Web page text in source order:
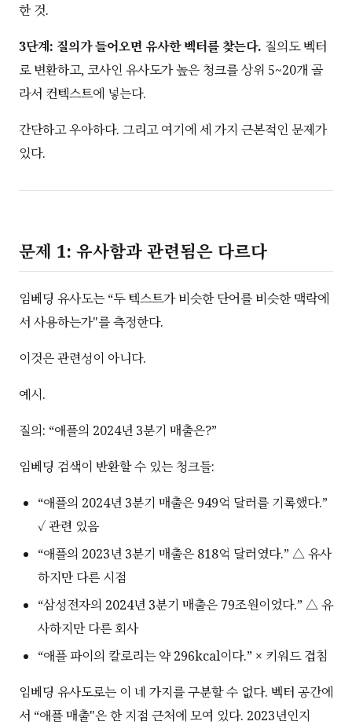
한 것.
3단계: 질의가 들어오면 유사한 벡터를 찾는다. 질의도 벡터
로 변환하고, 코사인 유사도가 높은 청크를 상위 5~20개 골
라서 컨텍스트에 넣는다.
간단하고 우아하다. 그리고 여기에 세 가지 근본적인 문제가
있다.
문제 1: 유사함과 관련됨은 다르다
임베딩 유사도는 “두 텍스트가 비슷한 단어를 비슷한 맥락에
서 사용하는가"를 측정한다.
이것은 관련성이 아니다.
예시.
질의: “애플의 2024년 3분기 매출은?”
임베딩 검색이 반환할 수 있는 청크들:
“애플의 2024년 3분기 매출은 949억 달러를 기록했다.”
✓ 관련 있음
“애플의 2023년 3분기 매출은 818억 달러였다.” △ 유사
하지만 다른 시점
“삼성전자의 2024년 3분기 매출은 79조원이었다.” △ 유
사하지만 다른 회사
“애플 파이의 칼로리는 약 296kcal이다.” × 키워드 겹침
임베딩 유사도로는 이 네 가지를 구분할 수 없다. 벡터 공간에
서 “애플 매출"은 한 지점 근처에 모여 있다. 2023년인지